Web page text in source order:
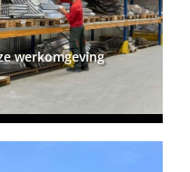
werkomgeving